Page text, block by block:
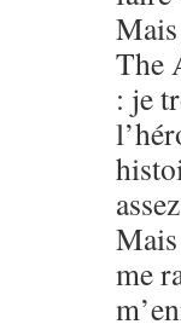
The
: je
Mais
me